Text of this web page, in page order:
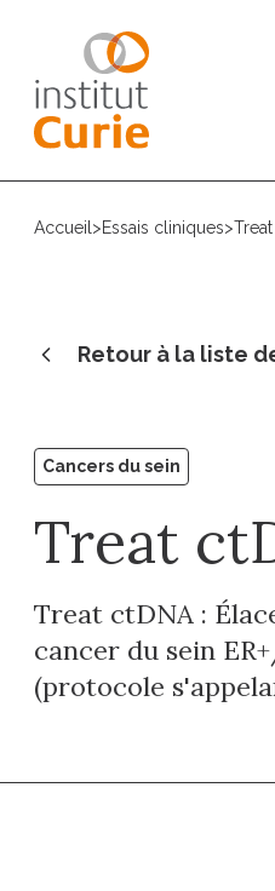
Accueil >Essais cliniques>
Retour à la liste
Cancers du sein
Treat
Treat ctDNA :
cancer du sein
(protocole